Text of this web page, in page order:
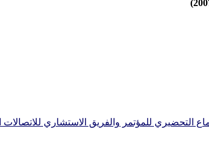
التحضيري للمؤتمر والفريق الاستشاري للاتصالات